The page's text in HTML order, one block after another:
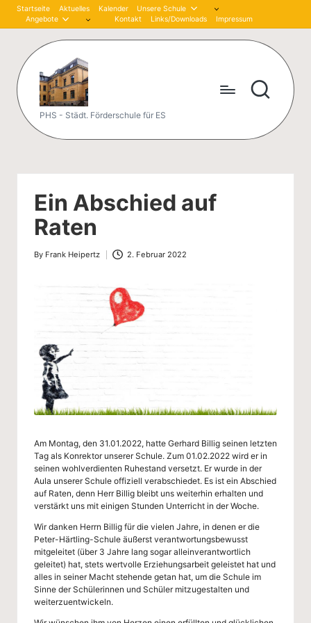
Skip
Startseite Aktuelles Kalender
Unsere Schule
Angebote
Kontakt Links/Downloads Impressum
P
et
er
-
H
är
tli
-
S
c
h
ul
e
W
u
p
p
er
ta
PHS - Städt. Förderschule für ES
Ein Abschied auf
Raten
Posted
By Frank Heipertz 2. Februar 2022
Am Montag, den 31.01.2022, hatte Gerhard Billig seinen letzten
Tag als Konrektor unserer Schule. Zum 01.02.2022 wird er in
seinen wohlverdienten Ruhestand versetzt. Er wurde in der
Aula unserer Schule offiziell verabschiedet. Es ist ein Abschied
auf Raten, denn Herr Billig bleibt uns weiterhin erhalten und
verstärkt uns mit einigen Stunden Unterricht in der Woche.
Wir danken Herrn Billig für die vielen Jahre, in denen er die
Peter-Härtling-Schule äußerst verantwortungsbewusst
mitgeleitet (über 3 Jahre lang sogar alleinverantwortlich
geleitet) hat, stets wertvolle Erziehungsarbeit geleistet hat und
alles in seiner Macht stehende getan hat, um die Schule im
Sinne der Schülerinnen und Schüler mitzugestalten und
weiterzuentwickeln.